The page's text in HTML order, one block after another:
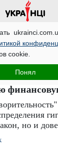
cookie.
Понял
как
но и